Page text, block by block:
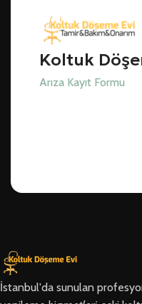
Koltuk
Arıza Kayıt Formu
İstanbul'da sunulan